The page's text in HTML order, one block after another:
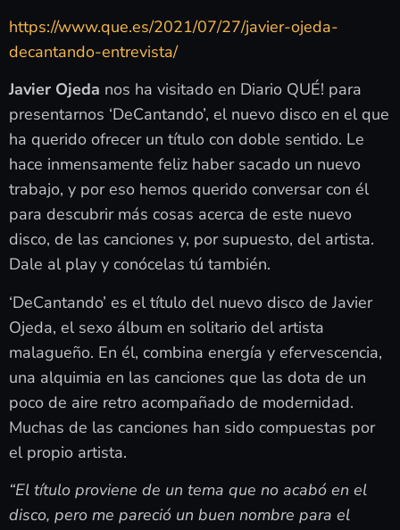
https://www.que.es/2021/07/27/javier-ojeda-
decantando-entrevista/
Javier Ojeda nos ha visitado en Diario QUÉ! para
presentarnos ‘DeCantando’, el nuevo disco en el que
ha querido ofrecer un título con doble sentido. Le
hace inmensamente feliz haber sacado un nuevo
trabajo, y por eso hemos querido conversar con él
para descubrir más cosas acerca de este nuevo
disco, de las canciones y, por supuesto, del artista.
Dale al play y conócelas tú también.
‘DeCantando’ es el título del nuevo disco de Javier
Ojeda, el sexo álbum en solitario del artista
malagueño. En él, combina energía y efervescencia,
una alquimia en las canciones que las dota de un
poco de aire retro acompañado de modernidad.
Muchas de las canciones han sido compuestas por
el propio artista.
“El título proviene de un tema que no acabó en el
disco, pero me pareció un buen nombre para el